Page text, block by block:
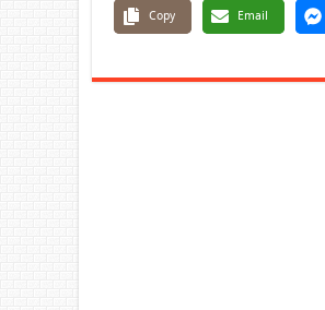
Copy Email